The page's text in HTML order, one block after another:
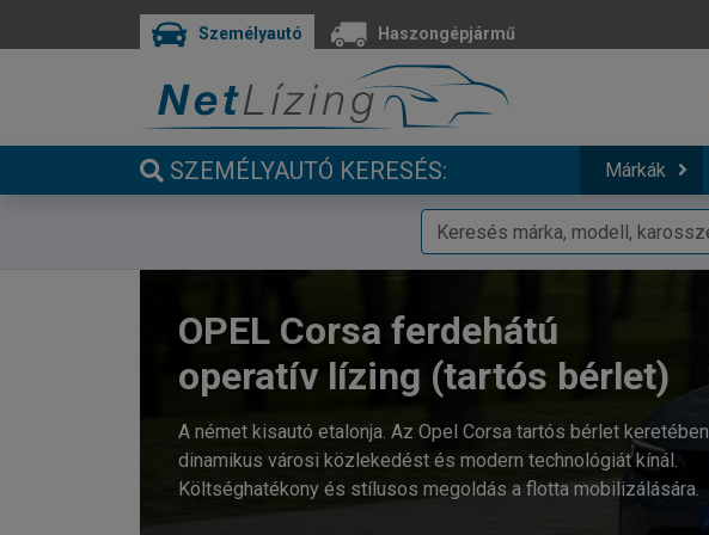
Személyautó Haszongépjármű
SZEMÉLYAUTÓ KERESÉS: Márkák
OPEL Corsa ferdehátú
operatív lízing (tartós bérlet)
A német kisautó etalonja. Az Opel Corsa tartós bérlet keretében
dinamikus városi közlekedést és modern technológiát kínál.
Költséghatékony és stílusos megoldás a flotta mobilizálására.